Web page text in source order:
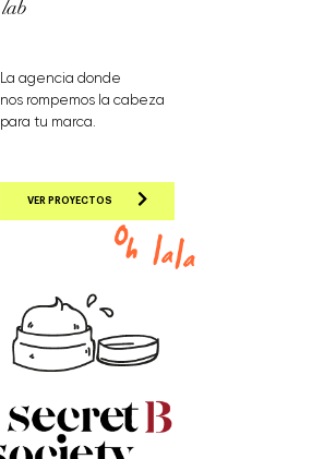
La agencia donde
nos rompemos la cabeza
para tu marca.
VER PROYECTOS